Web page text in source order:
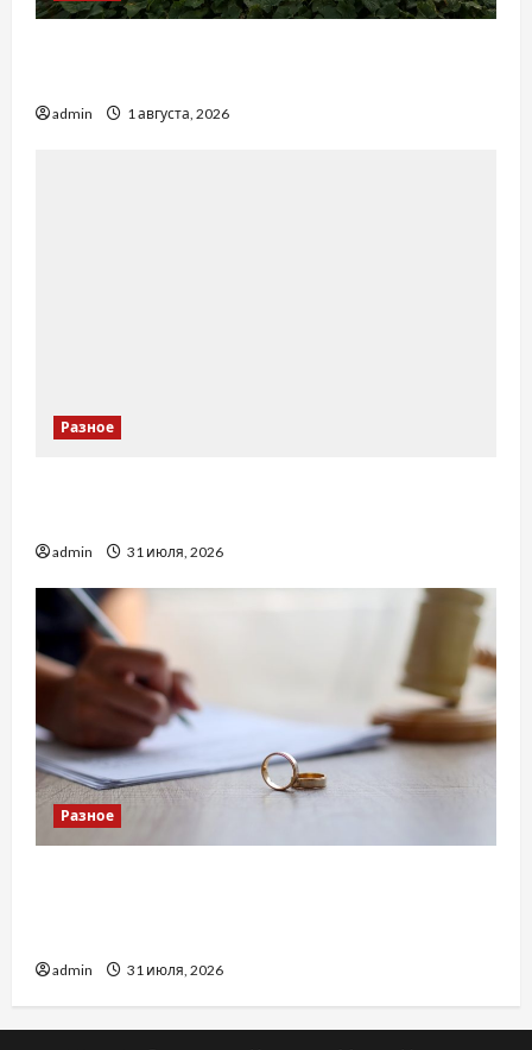
admin 1 августа, 2026
Разное
admin 31 июля, 2026
Разное
admin 31 июля, 2026